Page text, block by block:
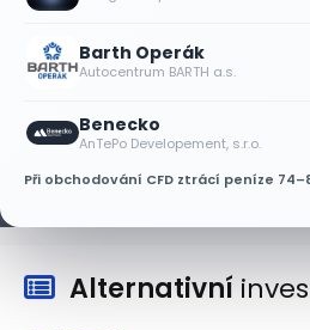
Barth Operák
Autocentrum BARTH a.s.
Benecko
AnTePo Developement, s.r.o.
Při obchodování CFD ztrácí peníze
Jalapeňová kauza
7 SRPNA, 2026
Alternativní